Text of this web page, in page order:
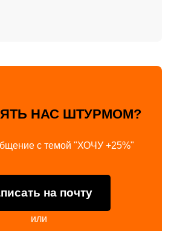
НАС ШТУРМОМ?
с темой "ХОЧУ +25%"
на почту
или